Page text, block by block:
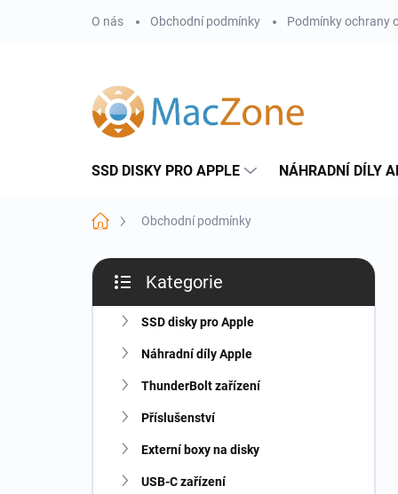
O nás Obchodní podmínky Podmínky ochrany
SSD DISKY PRO APPLE NÁHRADNÍ DÍLY
Domů Obchodní podmínky
P
s
kategorie
Kategorie
SSD disky pro Apple
Náhradní díly Apple
ThunderBolt zařízení
Příslušenství
Externí boxy na disky
USB-C zařízení